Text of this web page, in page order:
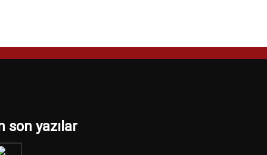
son yazılar